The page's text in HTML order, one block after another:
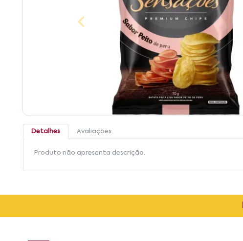
Detalhes Avaliações
Produto não apresenta descrição.